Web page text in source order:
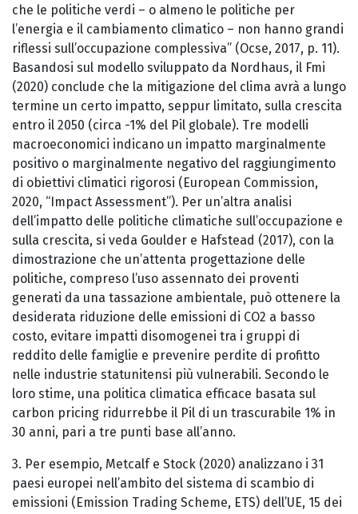
che le politiche verdi – o almeno le politiche per
l’energia e il cambiamento climatico – non hanno grandi
riflessi sull’occupazione complessiva” (Ocse, 2017, p. 11).
Basandosi sul modello sviluppato da Nordhaus, il Fmi
(2020) conclude che la mitigazione del clima avrà a lungo
termine un certo impatto, seppur limitato, sulla crescita
entro il 2050 (circa -1% del Pil globale). Tre modelli
macroeconomici indicano un impatto marginalmente
positivo o marginalmente negativo del raggiungimento
di obiettivi climatici rigorosi (European Commission,
2020, “Impact Assessment”). Per un’altra analisi
dell’impatto delle politiche climatiche sull’occupazione e
sulla crescita, si veda Goulder e Hafstead (2017), con la
dimostrazione che un’attenta progettazione delle
politiche, compreso l’uso assennato dei proventi
generati da una tassazione ambientale, può ottenere la
desiderata riduzione delle emissioni di CO2 a basso
costo, evitare impatti disomogenei tra i gruppi di
reddito delle famiglie e prevenire perdite di profitto
nelle industrie statunitensi più vulnerabili. Secondo le
loro stime, una politica climatica efficace basata sul
carbon pricing ridurrebbe il Pil di un trascurabile 1% in
30 anni, pari a tre punti base all’anno.
3. Per esempio, Metcalf e Stock (2020) analizzano i 31
paesi europei nell’ambito del sistema di scambio di
emissioni (Emission Trading Scheme, ETS) dell’UE, 15 dei